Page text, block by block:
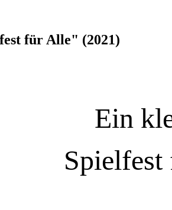
für Alle" (2021)
Ein